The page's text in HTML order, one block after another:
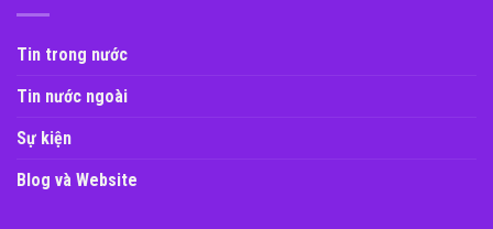
Tin trong nước
Tin nước ngoài
Sự kiện
Blog và Website